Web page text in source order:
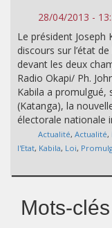
28/04/2013 -
Le président Joseph
discours sur l’état
devant les deux
Radio Okapi/ Ph.
Kabila a promulgué,
(Katanga), la
électorale nationale
Actualité, Actualité,
l'Etat, Kabila, Loi,
Mots-